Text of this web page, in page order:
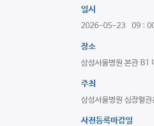
일시
2026-05-23 09 :
장소
삼성서울병원 본관 B1
주최
삼성서울병원 심장혈
사전등록마감일